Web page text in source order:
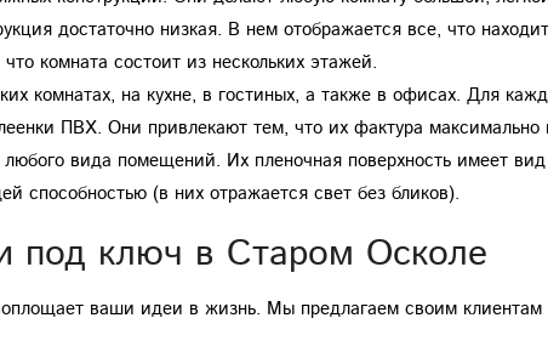
достаточно низкая. В нем отображается все, что
комната состоит из нескольких этажей.
комнатах, на кухне, в гостиных, а также в офисах. Для
ПВХ. Они привлекают тем, что их фактура максимально
вида помещений. Их пленочная поверхность имеет
способностью (в них отражается свет без бликов).
под ключ в Старом Осколе
ваши идеи в жизнь. Мы предлагаем своим